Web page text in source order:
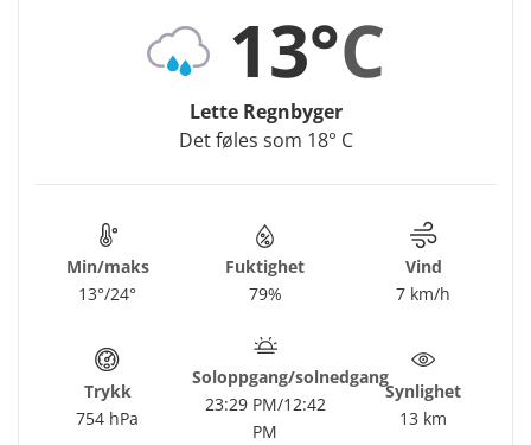
13°C
Lette Regnbyger
Det føles som 18° C
Min/maks
13°/24°
Fuktighet
79%
Vind
7 km/h
Trykk
754 hPa
Soloppgang/solnedgang
23:29 PM/12:42
PM
Synlighet
13 km